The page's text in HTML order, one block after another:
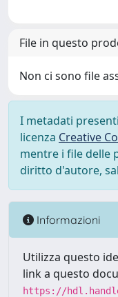
File in questo
Non ci sono file
I metadati
licenza Creative
mentre i file delle
diritto d'autore,
Informazioni
Utilizza questo
link a questo
https://